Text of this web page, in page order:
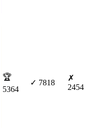
🏆
5364
✓ 7818
✗
2454